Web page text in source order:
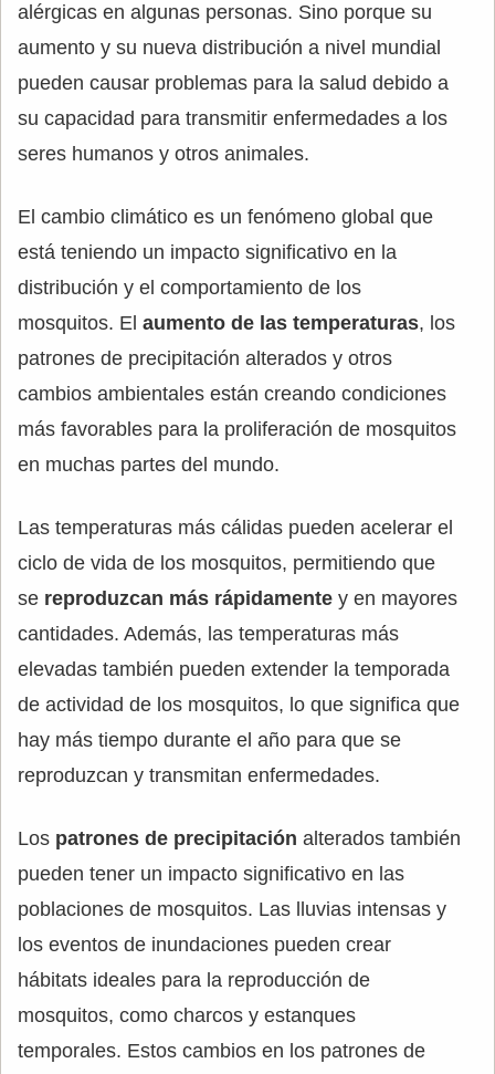
alérgicas en algunas personas. Sino porque su
aumento y su nueva distribución a nivel mundial
pueden causar problemas para la salud debido a
su capacidad para transmitir enfermedades a los
seres humanos y otros animales.
El cambio climático es un fenómeno global que
está teniendo un impacto significativo en la
distribución y el comportamiento de los
mosquitos. El aumento de las temperaturas, los
patrones de precipitación alterados y otros
cambios ambientales están creando condiciones
más favorables para la proliferación de mosquitos
en muchas partes del mundo.
Las temperaturas más cálidas pueden acelerar el
ciclo de vida de los mosquitos, permitiendo que
se reproduzcan más rápidamente y en mayores
cantidades. Además, las temperaturas más
elevadas también pueden extender la temporada
de actividad de los mosquitos, lo que significa que
hay más tiempo durante el año para que se
reproduzcan y transmitan enfermedades.
Los patrones de precipitación alterados también
pueden tener un impacto significativo en las
poblaciones de mosquitos. Las lluvias intensas y
los eventos de inundaciones pueden crear
hábitats ideales para la reproducción de
mosquitos, como charcos y estanques
temporales. Estos cambios en los patrones de